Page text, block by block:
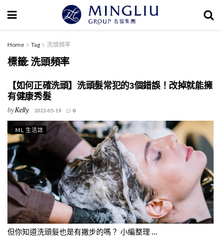
Home Tag 洗頭頻率
標籤:洗頭頻率
【如何正確洗頭】洗頭髮常犯的3個錯誤！改掉就能擁
有健康秀髮
byKelly 2022-05-19 0
ML 生活誌
但你知道洗頭髮也是有撇步的嗎？ 小編整理 ...